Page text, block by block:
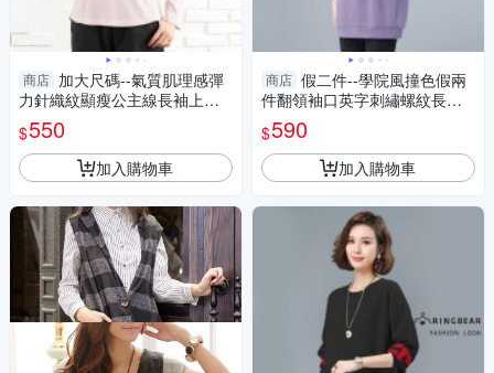
商店 加大尺碼--氣質肌理感彈
力針織紋顯瘦公主線長袖上衣
(黑.粉.卡其L-3L)-X681眼圈熊
中大尺碼
$550
加入購物車
商店 假二件--學院風撞色假兩
件翻領袖口英字刺繡螺紋長袖
上衣(咖.黃.紫L-3L)-X440眼圈
熊中大尺碼
$590
加入購物車